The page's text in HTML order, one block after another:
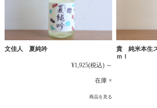
文佳人 夏純吟
¥1,925(税込) ～
在庫 ×
商品を見る
貴 純米本生
ｍｌ